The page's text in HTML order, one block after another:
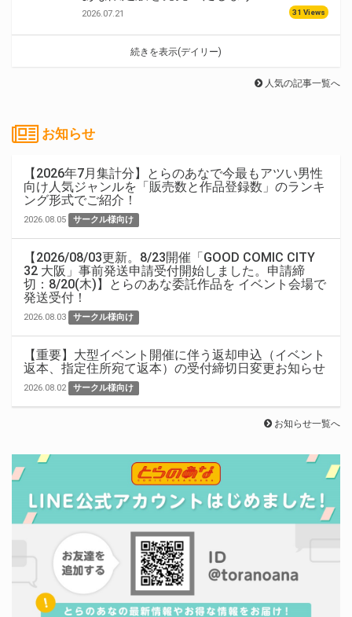
2026.07.21 31 Views
続きを表示(デイリー)
人気の記事一覧へ
お知らせ
【2026年7月集計分】とらのあなで今最もアツい男性
向け人気ジャンルを「販売数と作品登録数」のランキ
ング形式でご紹介！
2026.08.05 サークル様向け
【2026/08/03更新。8/23開催「GOOD COMIC CITY
32 大阪」事前発送申請受付開始しました。申請締
切：8/20(木)】とらのあな委託作品を イベント会場で
発送受付！
2026.08.03 サークル様向け
【重要】大型イベント開催に伴う返却申込（イベント
返本、指定住所宛て返本）の受付締切日変更お知らせ
2026.08.02 サークル様向け
お知らせ一覧へ